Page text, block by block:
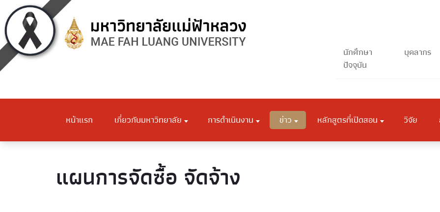
นักศึกษา
ปัจจุบัน
บุคลากร
หน้าแรก เกี่ยวกับมหาวิทยาลัย การดำเนินงาน ข่าว หลักสูตรที่เปิดสอน วิจัย
แผนการจัดซื้อ จัดจ้าง